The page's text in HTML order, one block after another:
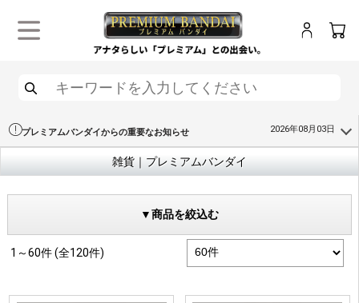
プレミアムバンダイからの重要なお知らせ 2026年08月03日
雑貨｜プレミアムバンダイ
▼商品を絞込む
1～60件 (全120件)